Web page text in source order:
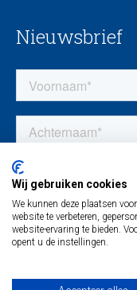
Nieuwsbrief
Wij gebruiken cookies
We kunnen deze plaatsen
website te verbeteren,
website-ervaring te bieden.
opent u de instellingen.